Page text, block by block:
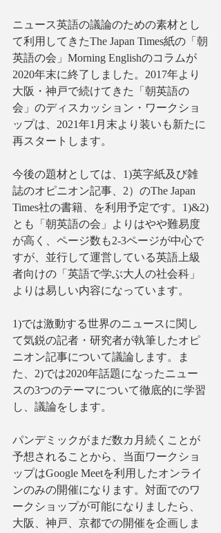
ニュース英語の議論のための素材とし
て利用してきたThe Japan Times紙の「朝
英語の会」Morning Englishのコラムが
2020年末に終了しました。2017年より
大阪・神戸で続けてきた「朝英語の
会」のディスカッション・ワークショ
ップは、2021年1月末より装いも新たに
再スタートします。
今後の題材としては、1)英字紙及び雑
誌のオピニオン記事、2）のThe Japan
Times社の書籍、を利用予定です。1)&2)
とも「朝英語の会」よりはやや難易度
が高く、ページ数も2-3ページが中心で
すが、並行して運営している英語上級
者向けの「英語で学ぶ大人の社会科」
よりは易しい内容になっています。
1)では激動する世界のニュースに関し
て気鋭の記者・研究者が執筆したオピ
ニオン記事について議論します。ま
た、2)では2020年話題になったニュー
スの3つのテーマについて徹底的に学習
し、議論をします。
パンデミックがまだ数カ月続くことが
予想されることから、当面ワークショ
ップはGoogle Meetを利用したオンライ
ンのみの開催になります。対面でのワ
ークショップが可能になりましたら、
大阪、神戸、京都での開催を企画しま